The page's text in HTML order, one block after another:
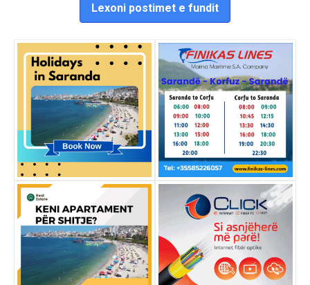
Lexoni postimet e fundit